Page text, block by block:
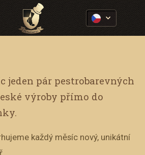
jeden pár pestrobarevných
výroby přímo do
každý měsíc nový, unikátní